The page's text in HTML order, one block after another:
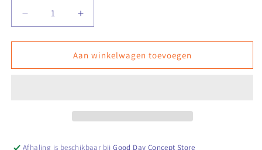
Aantal
verlagen
voor
-
Aantal
verhogen
voor
StoryTile
-
Aan winkelwagen toevoegen
Afhaling is beschikbaar bijGood Day Concept Store